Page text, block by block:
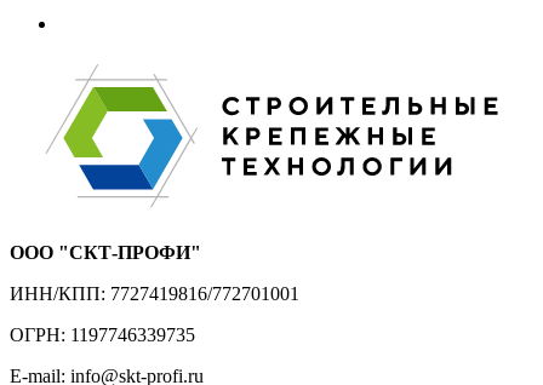
ООО "СКТ-ПРОФИ"
ИНН/КПП: 7727419816/772701001
ОГРН: 1197746339735
E-mail: info@skt-profi.ru